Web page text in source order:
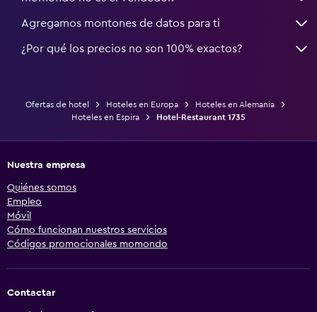
Agregamos montones de datos para ti
¿Por qué los precios no son 100% exactos?
Ofertas de hotel Hoteles en Europa
Hoteles en Alemania
Hoteles en Espira
Hotel-Restaurant 1735
Nuestra empresa
Quiénes somos
Empleo
Móvil
Cómo funcionan nuestros servicios
Códigos promocionales momondo
Contactar